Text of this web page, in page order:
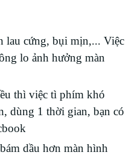
lau cứng, bụi mịn,... Việc
lo ảnh hưởng màn
thì việc tì phím khó
dùng 1 thời gian, bạn có
dầu hơn màn hình